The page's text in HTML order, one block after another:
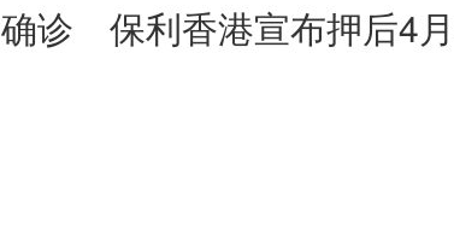
诊 保利香港宣布押后4